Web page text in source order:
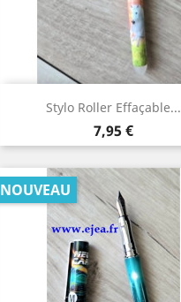
Stylo Roller Effaçable...
Prix
7,95 €
NOUVEAU